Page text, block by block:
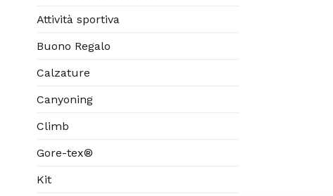
Attività sportiva
Buono Regalo
Calzature
Canyoning
Climb
Gore-tex®
Kit